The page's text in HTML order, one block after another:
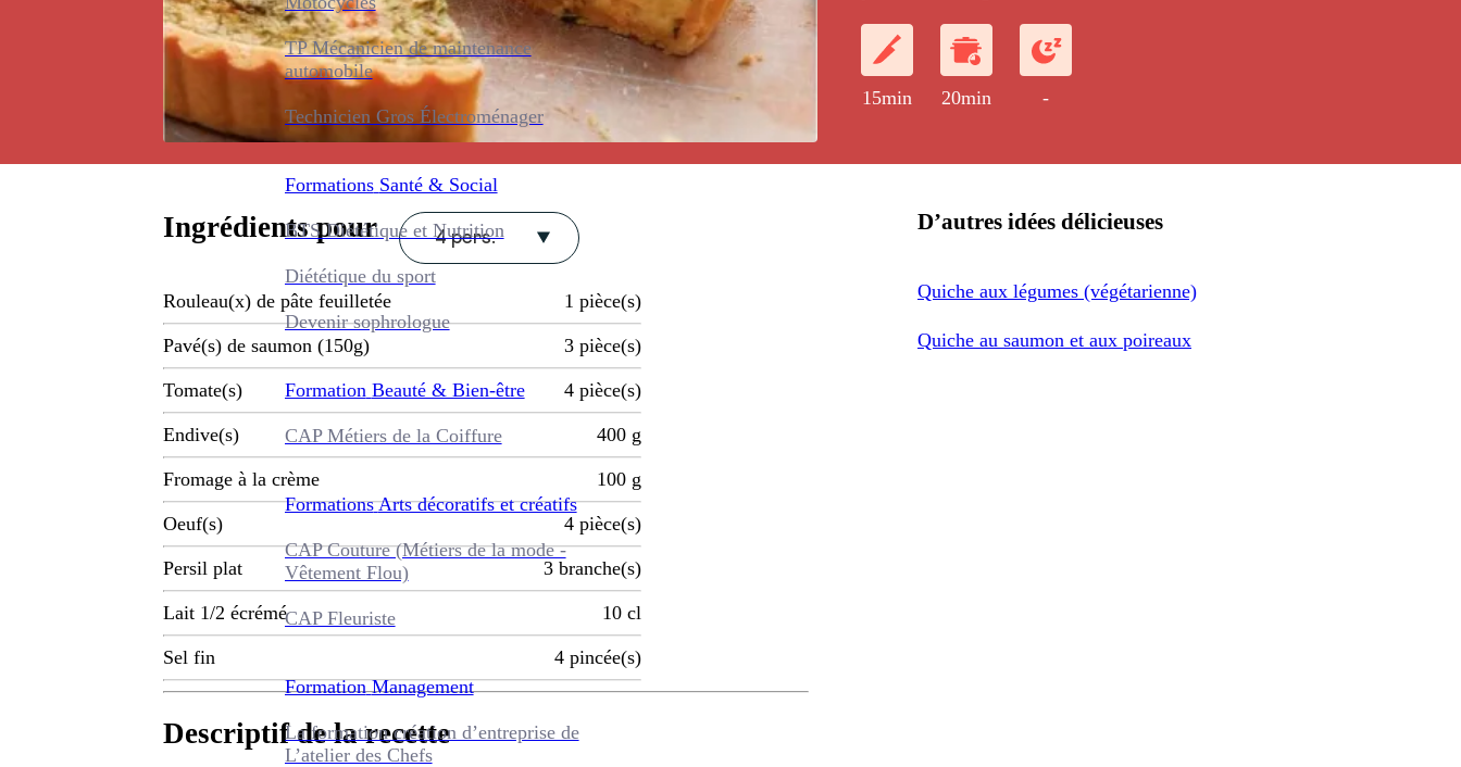
TP Mécanicien de maintenance
automobile
Technicien Gros Électroménager
Formations Santé & Social
BTS Diététique et Nutrition
Diététique du sport
Devenir sophrologue
Formation Beauté & Bien-être
CAP Métiers de la Coiffure
Formations Arts décoratifs et créatifs
CAP Couture (Métiers de la mode -
Vêtement Flou)
CAP Fleuriste
Formation Management
La formation création d’entreprise de
L’atelier des Chefs
15min 20min -
Ingrédients pour 4 pers.
Rouleau(x) de pâte feuilletée 1 pièce(s)
Pavé(s) de saumon (150g) 3 pièce(s)
Tomate(s) 4 pièce(s)
Endive(s) 400 g
Fromage à la crème 100 g
Oeuf(s) 4 pièce(s)
Persil plat 3 branche(s)
Lait 1/2 écrémé 10 cl
Sel fin 4 pincée(s)
Descriptif de la recette
D’autres idées délicieuses
Quiche aux légumes (végétarienne)
Quiche au saumon et aux poireaux